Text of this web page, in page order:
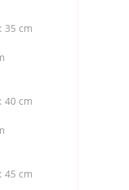
35 cm
40 cm
45 cm